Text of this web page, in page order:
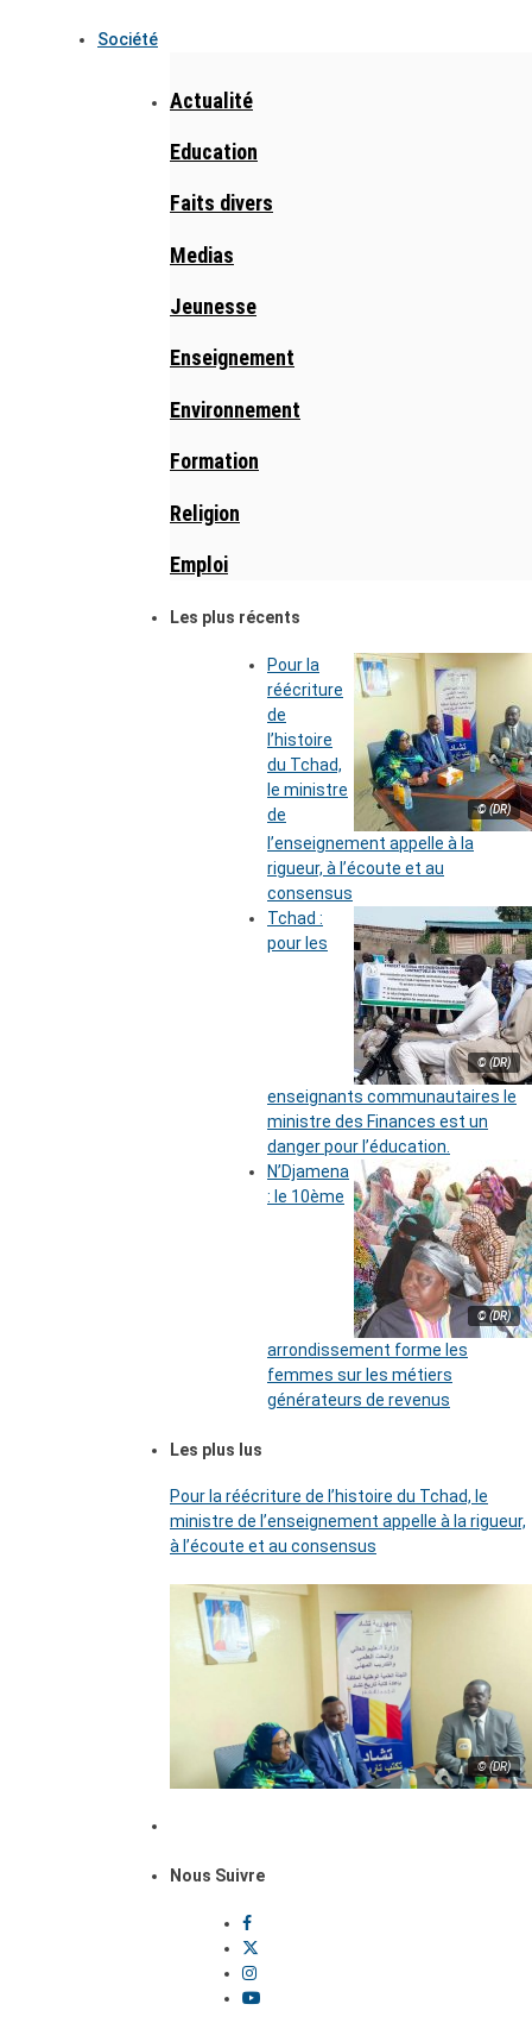
Société
Actualité
Education
Faits divers
Medias
Jeunesse
Enseignement
Environnement
Formation
Religion
Emploi
Les plus récents
© (DR)
Pour la
réécriture
de
l’histoire
du Tchad,
le ministre
de
l’enseignement appelle à la
rigueur, à l’écoute et au
consensus
© (DR)
Tchad :
pour les
enseignants communautaires le
ministre des Finances est un
danger pour l’éducation.
© (DR)
N’Djamena
: le 10ème
arrondissement forme les
femmes sur les métiers
générateurs de revenus
Les plus lus
Pour la réécriture de l’histoire du Tchad, le
ministre de l’enseignement appelle à la rigueur,
à l’écoute et au consensus
© (DR)
Nous Suivre